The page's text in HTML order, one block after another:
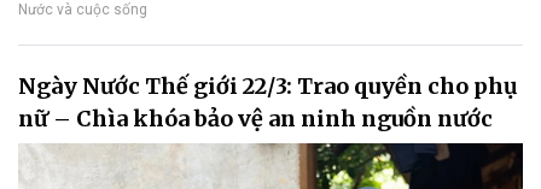
Nước và cuộc sống
Ngày Nước Thế giới 22/3: Trao quyền cho phụ
nữ – Chìa khóa bảo vệ an ninh nguồn nước